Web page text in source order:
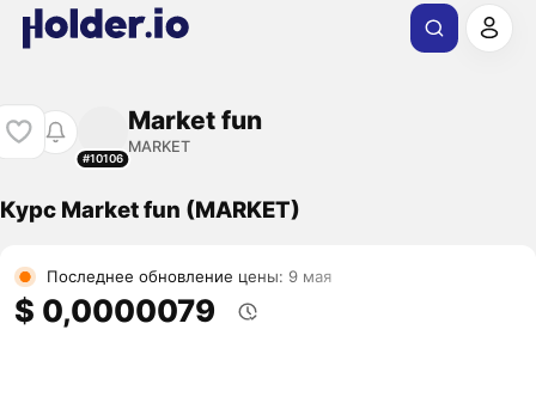
#10106
Market fun
MARKET
Курс Market fun (MARKET)
Последнее обновление цены: 9 мая
$ 0,0000079